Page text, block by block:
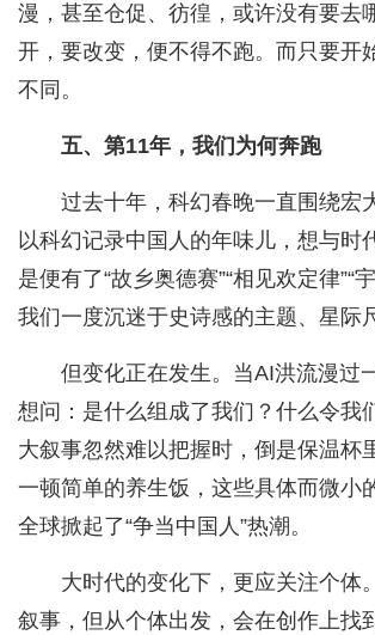
漫，甚至仓促、彷徨，或许没有要去
开，要改变，便不得不跑。而只要开
不同。
五、第11年，我们为何奔跑
过去十年，科幻春晚一直围绕宏
以科幻记录中国人的年味儿，想与时
是便有了“故乡奥德赛”“相见欢定律”“
我们一度沉迷于史诗感的主题、星际
但变化正在发生。当AI洪流漫过
想问：是什么组成了我们？什么令我
大叙事忽然难以把握时，倒是保温杯
一顿简单的养生饭，这些具体而微小
全球掀起了“争当中国人”热潮。
大时代的变化下，更应关注个体
叙事，但从个体出发，会在创作上找